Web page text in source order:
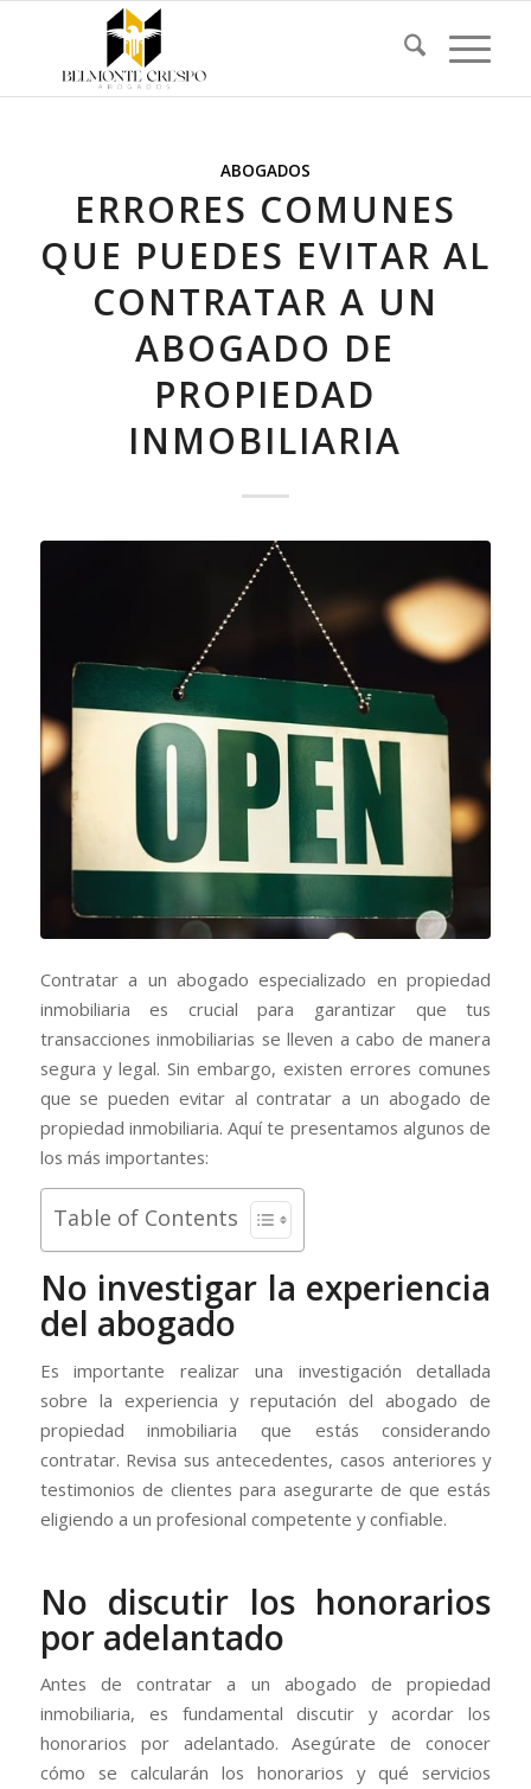
ABOGADOS
ERRORES COMUNES
QUE PUEDES EVITAR AL
CONTRATAR A UN
ABOGADO DE
PROPIEDAD
INMOBILIARIA
Contratar a un abogado especializado en propiedad
inmobiliaria es crucial para garantizar que tus
transacciones inmobiliarias se lleven a cabo de manera
segura y legal. Sin embargo, existen errores comunes
que se pueden evitar al contratar a un abogado de
propiedad inmobiliaria. Aquí te presentamos algunos de
los más importantes:
Table of Contents
No investigar la experiencia
del abogado
Es importante realizar una investigación detallada
sobre la experiencia y reputación del abogado de
propiedad inmobiliaria que estás considerando
contratar. Revisa sus antecedentes, casos anteriores y
testimonios de clientes para asegurarte de que estás
eligiendo a un profesional competente y confiable.
No discutir los honorarios
por adelantado
Antes de contratar a un abogado de propiedad
inmobiliaria, es fundamental discutir y acordar los
honorarios por adelantado. Asegúrate de conocer
cómo se calcularán los honorarios y qué servicios